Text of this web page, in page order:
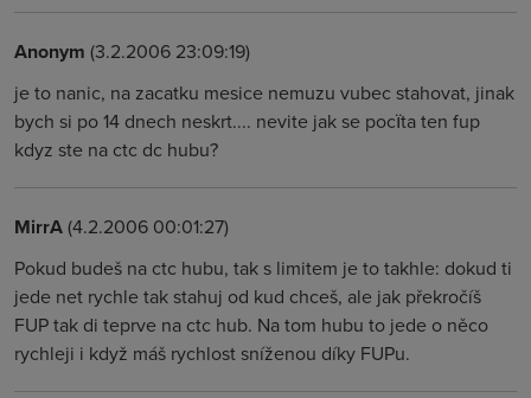
Anonym (3.2.2006 23:09:19)
je to nanic, na zacatku mesice nemuzu vubec stahovat, jinak
bych si po 14 dnech neskrt.... nevite jak se pocïta ten fup
kdyz ste na ctc dc hubu?
MirrA(4.2.2006 00:01:27)
Pokud budeš na ctc hubu, tak s limitem je to takhle: dokud ti
jede net rychle tak stahuj od kud chceš, ale jak překročíš
FUP tak di teprve na ctc hub. Na tom hubu to jede o něco
rychleji i když máš rychlost sníženou díky FUPu.